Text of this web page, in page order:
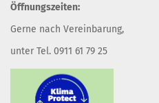
Öffnungszeiten:
Gerne nach Vereinbarung,
unter Tel. 0911 61 79 25